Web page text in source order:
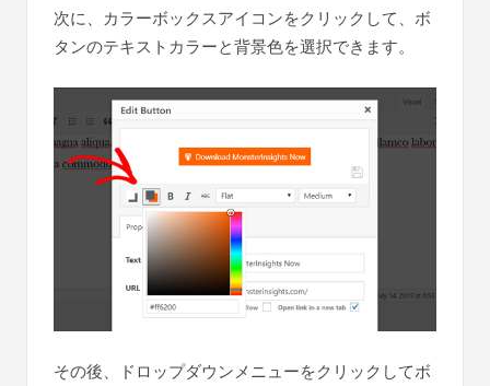
次に、カラーボックスアイコンをクリックして、ボ
タンのテキストカラーと背景色を選択できます。
その後、ドロップダウンメニューをクリックしてボ